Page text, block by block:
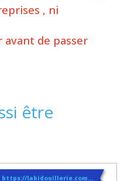
, ni
avant de passer
être
https://labidouillerie.com/page/356991-INFO-SUR-LES-LIVRAISONS.html